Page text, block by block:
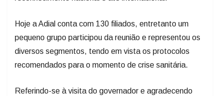
Hoje a Adial conta com 130 filiados, entretanto um
pequeno grupo participou da reunião e representou os
diversos segmentos, tendo em vista os protocolos
recomendados para o momento de crise sanitária.
Referindo-se à visita do governador e agradecendo